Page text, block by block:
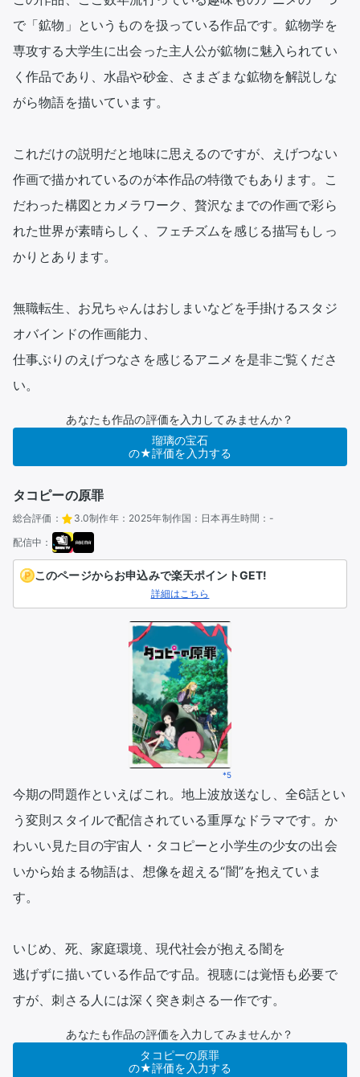
で「鉱物」というものを扱っている作品です。鉱物学を
専攻する大学生に出会った主人公が鉱物に魅入られてい
く作品であり、水晶や砂金、さまざまな鉱物を解説しな
がら物語を描いています。
これだけの説明だと地味に思えるのですが、えげつない
作画で描かれているのが本作品の特徴でもあります。こ
だわった構図とカメラワーク、贅沢なまでの作画で彩ら
れた世界が素晴らしく、フェチズムを感じる描写もしっ
かりとあります。
無職転生、お兄ちゃんはおしまいなどを手掛けるスタジ
オバインドの作画能力、
仕事ぶりのえげつなさを感じるアニメを是非ご覧くださ
い。
あなたも作品の評価を入力してみませんか？
瑠璃の宝石
の★評価を入力する
タコピーの原罪
総合評価： 3.0制作年： 2025年制作国： 日本再生時間： -
配信中：
このページからお申込みで楽天ポイントGET!
詳細はこちら
*5
今期の問題作といえばこれ。地上波放送なし、全6話とい
う変則スタイルで配信されている重厚なドラマです。か
わいい見た目の宇宙人・タコピーと小学生の少女の出会
いから始まる物語は、想像を超える“闇”を抱えていま
す。
いじめ、死、家庭環境、現代社会が抱える闇を
逃げずに描いている作品です品。視聴には覚悟も必要で
すが、刺さる人には深く突き刺さる一作です。
あなたも作品の評価を入力してみませんか？
タコピーの原罪
の★評価を入力する